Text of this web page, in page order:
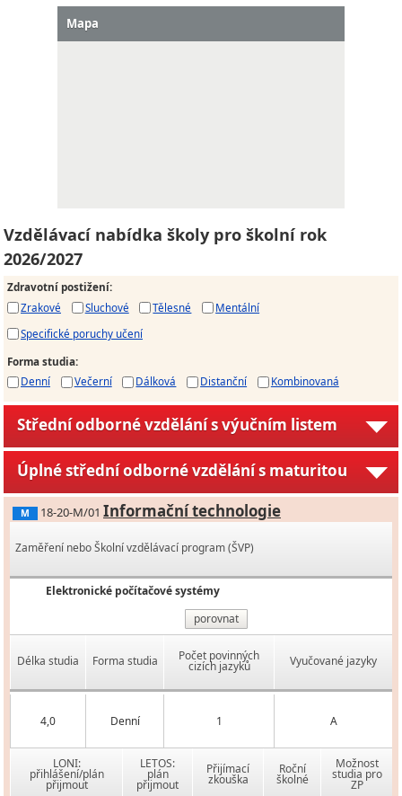
Mapa
Vzdělávací nabídka školy pro školní rok
2026/2027
Zdravotní postižení:
Zrakové
Sluchové Tělesné
Mentální
Specifické poruchy učení
Forma studia:
Denní
Večerní Dálková Distanční Kombinovaná
Střední odborné vzdělání s výučním listem
Úplné střední odborné vzdělání s maturitou
M 18-20-M/01 Informační technologie
Zaměření nebo Školní vzdělávací program (ŠVP)
Elektronické počítačové systémy
porovnat
Délka studia Forma studia Počet povinných
cizích jazyků Vyučované jazyky
4,0 Denní 1 A
LONI:
přihlášení/plán
přijmout
LETOS:
plán
přijmout
Přijímací
zkouška
Roční
školné
Možnost
studia pro
ZP